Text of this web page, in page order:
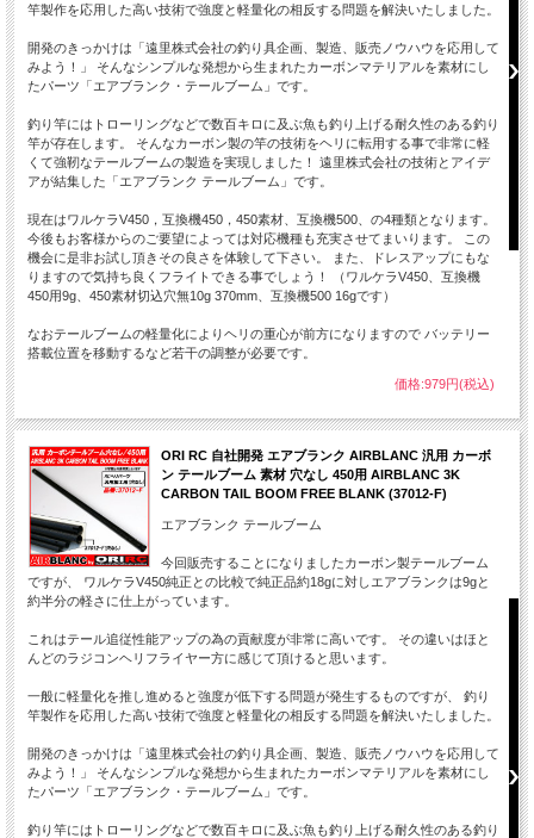
竿製作を応用した高い技術で強度と軽量化の相反する問題を解決いたしました。
開発のきっかけは「遠里株式会社の釣り具企画、製造、販売ノウハウを応用して
みよう！」 そんなシンプルな発想から生まれたカーボンマテリアルを素材にし
たパーツ「エアブランク・テールブーム」です。
釣り竿にはトローリングなどで数百キロに及ぶ魚も釣り上げる耐久性のある釣り
竿が存在します。 そんなカーボン製の竿の技術をヘリに転用する事で非常に軽
くて強靭なテールブームの製造を実現しました！ 遠里株式会社の技術とアイデ
アが結集した「エアブランク テールブーム」です。
現在はワルケラV450，互換機450，450素材、互換機500、の4種類となります。
今後もお客様からのご要望によっては対応機種も充実させてまいります。 この
機会に是非お試し頂きその良さを体験して下さい。 また、ドレスアップにもな
りますので気持ち良くフライトできる事でしょう！ （ワルケラV450、互換機
450用9g、450素材切込穴無10g 370mm、互換機500 16gです）
なおテールブームの軽量化によりヘリの重心が前方になりますので バッテリー
搭載位置を移動するなど若干の調整が必要です。
価格:979円(税込)
ORI RC 自社開発 エアブランク AIRBLANC 汎用 カーボ
ン テールブーム 素材 穴なし 450用 AIRBLANC 3K
CARBON TAIL BOOM FREE BLANK (37012-F)
エアブランク テールブーム
今回販売することになりましたカーボン製テールブーム
ですが、 ワルケラV450純正との比較で純正品約18gに対しエアブランクは9gと
約半分の軽さに仕上がっています。
これはテール追従性能アップの為の貢献度が非常に高いです。 その違いはほと
んどのラジコンヘリフライヤー方に感じて頂けると思います。
一般に軽量化を推し進めると強度が低下する問題が発生するものですが、 釣り
竿製作を応用した高い技術で強度と軽量化の相反する問題を解決いたしました。
開発のきっかけは「遠里株式会社の釣り具企画、製造、販売ノウハウを応用して
みよう！」 そんなシンプルな発想から生まれたカーボンマテリアルを素材にし
たパーツ「エアブランク・テールブーム」です。
釣り竿にはトローリングなどで数百キロに及ぶ魚も釣り上げる耐久性のある釣り